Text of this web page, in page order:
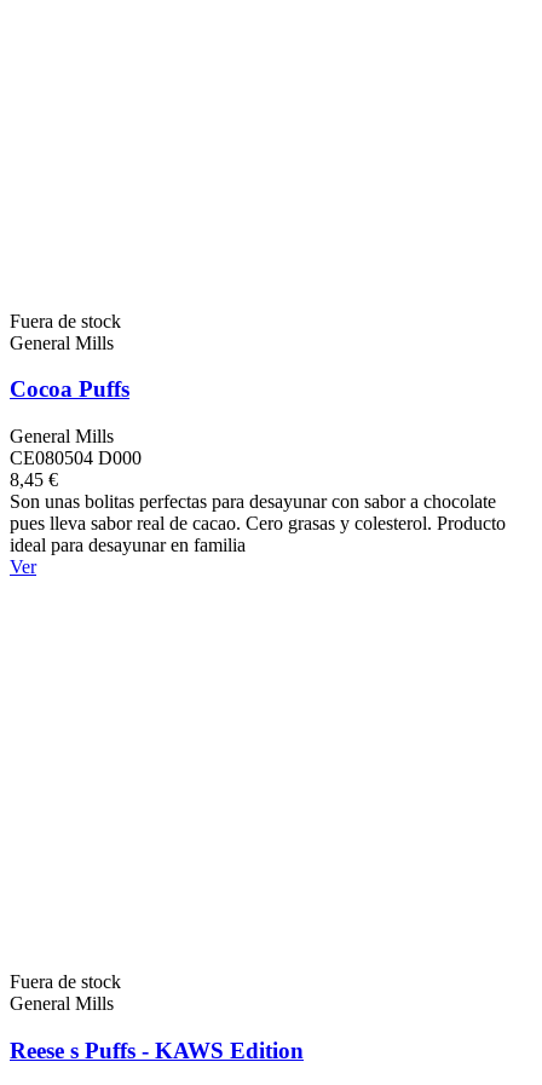
Fuera de stock
General Mills
Cocoa Puffs
General Mills
CE080504 D000
8,45 €
Son unas bolitas perfectas para desayunar con sabor a chocolate
pues lleva sabor real de cacao. Cero grasas y colesterol. Producto
ideal para desayunar en familia
Ver
Fuera de stock
General Mills
Reese s Puffs - KAWS Edition